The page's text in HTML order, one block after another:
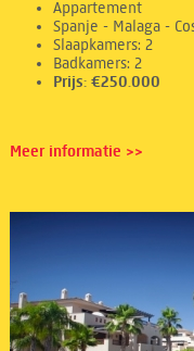
Appartement
Spanje - Malaga -
Prijs: €250.000
Meer informatie >>